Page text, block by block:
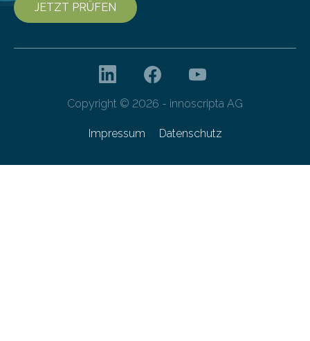
JETZT PRÜFEN
Copyright © 2026 - innoscripta AG
Impressum Datenschutz